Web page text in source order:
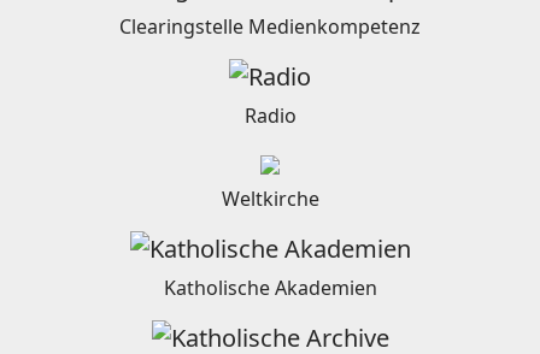
Clearingstelle Medienkompetenz
Radio
Weltkirche
Katholische Akademien